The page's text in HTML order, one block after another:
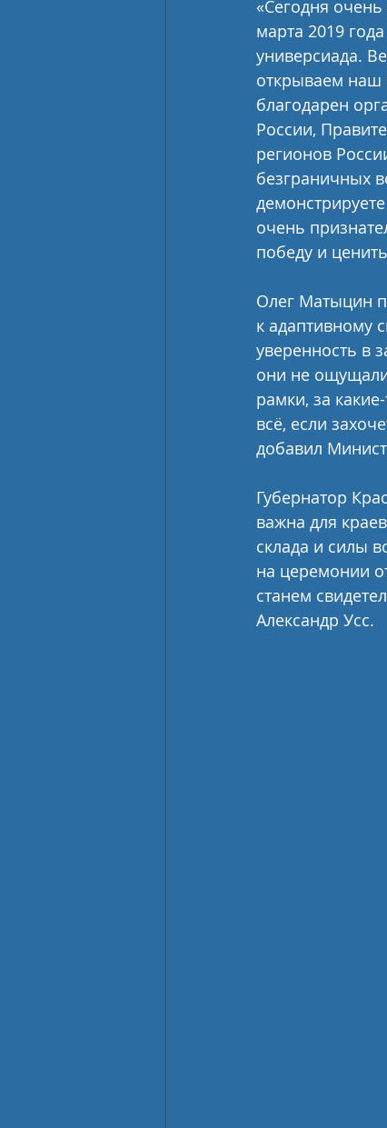
«Сегодня
марта 2019
универсиада.
открываем наш
благодарен
России,
регионов
безграничных
очень
победу и
Олег Матыцин
к адаптивному
уверенность в
они не
рамки, за
всё, если
добавил
Губернатор
важна для
склада и силы
на церемонии
станем
Александр Усс.